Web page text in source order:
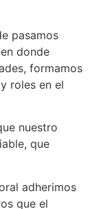
pasamos
donde
formamos
roles en el
nuestro
que
adherimos
que el